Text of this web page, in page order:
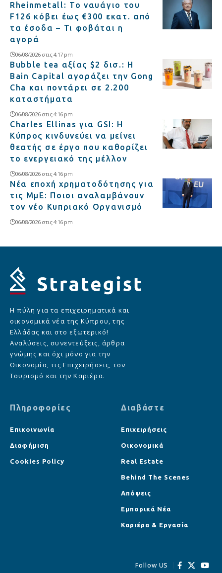
Rheinmetall: Το ναυάγιο του
F126 κόβει έως €300 εκατ. από
τα έσοδα – Τι φοβάται η
αγορά
06/08/2026 στις 4:17 pm
Bubble tea αξίας $2 δισ.: Η
Bain Capital αγοράζει την Gong
Cha και ποντάρει σε 2.200
καταστήματα
06/08/2026 στις 4:16 pm
Charles Ellinas για GSI: Η
Κύπρος κινδυνεύει να μείνει
θεατής σε έργο που καθορίζει
το ενεργειακό της μέλλον
06/08/2026 στις 4:16 pm
Νέα εποχή χρηματοδότησης για
τις ΜμΕ: Ποιοι αναλαμβάνουν
τον νέο Κυπριακό Οργανισμό
06/08/2026 στις 4:16 pm
Η πύλη για τα επιχειρηματικά και
οικονομικά νέα της Κύπρου, της
Ελλάδας και στο εξωτερικό!
Αναλύσεις, συνεντεύξεις, άρθρα
γνώμης και όχι μόνο για την
Οικονομία, τις Επιχειρήσεις, τον
Τουρισμό και την Καριέρα.
Πληροφορίες
Επικοινωνία
Διαφήμιση
Cookies Policy
Διαβάστε
Επιχειρήσεις
Οικονομικά
Real Estate
Behind The Scenes
Απόψεις
Εμπορικά Νέα
Καριέρα & Εργασία
Follow US